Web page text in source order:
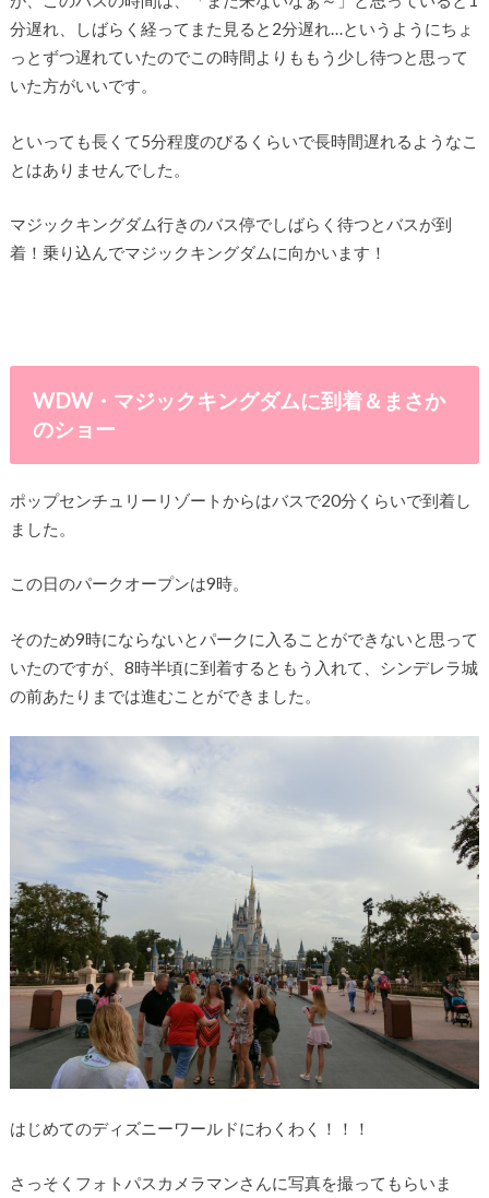
分遅れ、しばらく経ってまた見ると2分遅れ…というようにちょ
っとずつ遅れていたのでこの時間よりももう少し待つと思って
いた方がいいです。
といっても長くて5分程度のびるくらいで長時間遅れるようなこ
とはありませんでした。
マジックキングダム行きのバス停でしばらく待つとバスが到
着！乗り込んでマジックキングダムに向かいます！
WDW・マジックキングダムに到着＆まさか
のショー
ポップセンチュリーリゾートからはバスで20分くらいで到着し
ました。
この日のパークオープンは9時。
そのため9時にならないとパークに入ることができないと思って
いたのですが、8時半頃に到着するともう入れて、シンデレラ城
の前あたりまでは進むことができました。
はじめてのディズニーワールドにわくわく！！！
さっそくフォトパスカメラマンさんに写真を撮ってもらいま